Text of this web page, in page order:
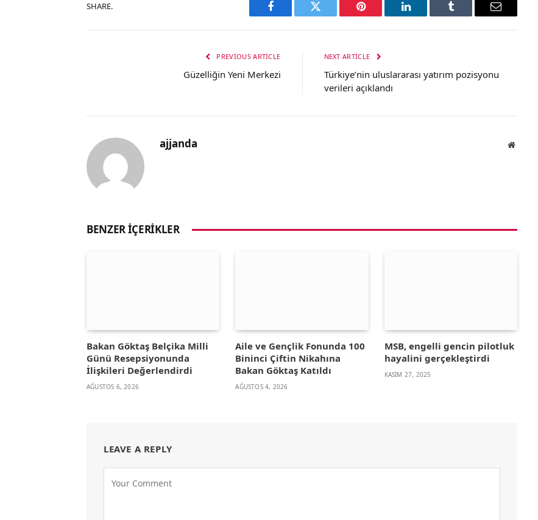
SHARE.
Facebook Twitter Pinterest LinkedIn Tumblr Email
PREVIOUS ARTICLE
Güzelliğin Yeni Merkezi
NEXT ARTICLE
Türkiye’nin uluslararası yatırım pozisyonu
verileri açıklandı
ajjanda Website
BENZER İÇERIKLER
Bakan Göktaş Belçika Milli
Günü Resepsiyonunda
İlişkileri Değerlendirdi
AĞUSTOS 6, 2026
Aile ve Gençlik Fonunda 100
Bininci Çiftin Nikahına
Bakan Göktaş Katıldı
AĞUSTOS 4, 2026
MSB, engelli gencin pilotluk
hayalini gerçekleştirdi
KASIM 27, 2025
LEAVE A REPLY